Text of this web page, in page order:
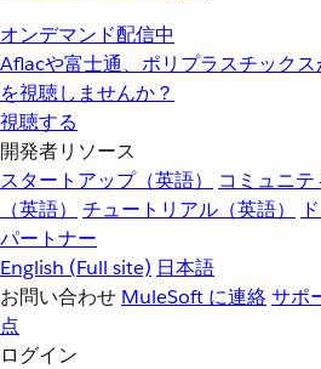
オンデマンド配信中
Aflacや富士通、ポリプラスチック
を視聴しませんか？
視聴する
開発者リソース
スタートアップ（英語）
コミュニテ
（英語）
チュートリアル（英語）
パートナー
English (Full site) 日本語
お問い合わせ MuleSoft に連絡サポ
点
ログイン